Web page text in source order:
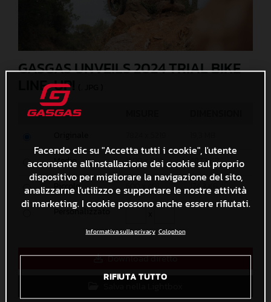
GASGAS UNVEILS 2024 TRIAL BIKE
LINE-UP!
Medio 1200 x 801 487,3 KB
Piccolo 600 x 401 174,3 KB
Personalizzato
Download diretto
Facendo clic su "Accetta tutti i cookie", l'utente
acconsente all'installazione dei cookie sul proprio
dispositivo per migliorare la navigazione del sito,
analizzarne l'utilizzo e supportare le nostre attività
di marketing. I cookie possono anche essere rifiutati.
Informativa sulla privacy Colophon
RIFIUTA TUTTO